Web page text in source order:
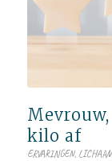
kilo af
ERVARINGEN, LICHAAM